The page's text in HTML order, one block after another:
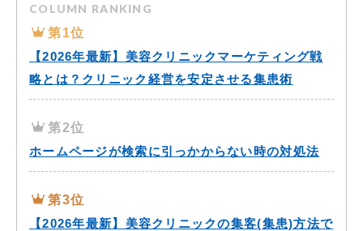
COLUMN RANKING
第1位
【2026年最新】美容クリニックマーケティング戦
略とは？クリニック経営を安定させる集患術
第2位
ホームページが検索に引っかからない時の対処法
第3位
【2026年最新】美容クリニックの集客(集患)方法で